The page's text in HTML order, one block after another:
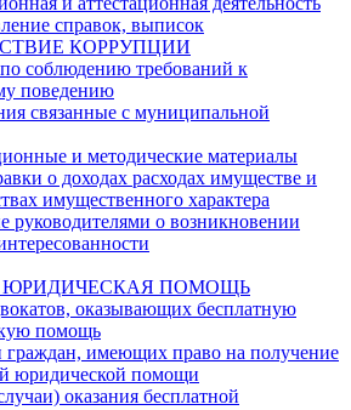
справок, выписок
КОРРУПЦИИ
соблюдению требований к
поведению
связанные с муниципальной
и методические материалы
о доходах расходах имуществе и
имущественного характера
руководителями о возникновении
ЮРИДИЧЕСКАЯ ПОМОЩЬ
оказывающих бесплатную
помощь
граждан, имеющих право на получение
юридической помощи
оказания бесплатной